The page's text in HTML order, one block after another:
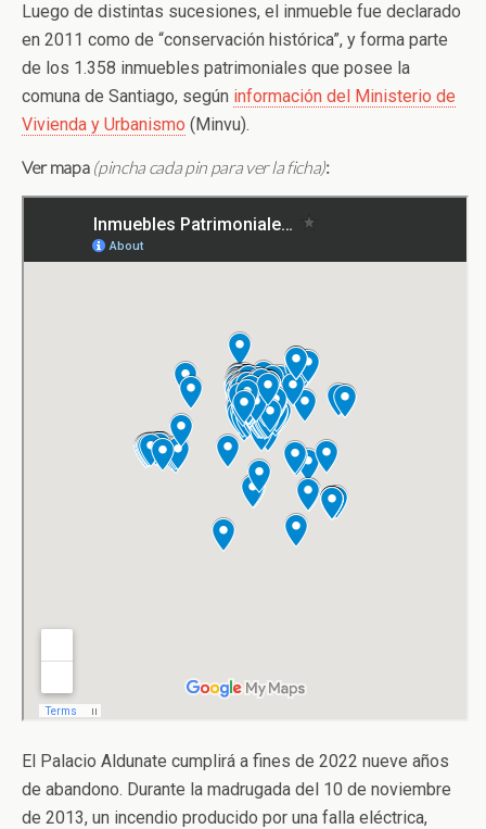
Luego de distintas sucesiones, el inmueble fue declarado
en 2011 como de “conservación histórica”, y forma parte
de los 1.358 inmuebles patrimoniales que posee la
comuna de Santiago, según información del Ministerio de
Vivienda y Urbanismo (Minvu).
Ver mapa (pincha cada pin para ver la ficha):
El Palacio Aldunate cumplirá a fines de 2022 nueve años
de abandono. Durante la madrugada del 10 de noviembre
de 2013, un incendio producido por una falla eléctrica,